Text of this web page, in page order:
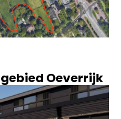
Oeverrijk